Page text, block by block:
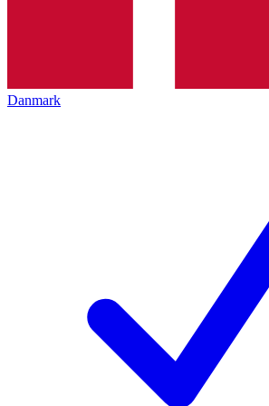
Danmark